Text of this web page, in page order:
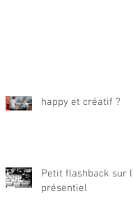
happy et créatif ?
Petit flashback sur
présentiel